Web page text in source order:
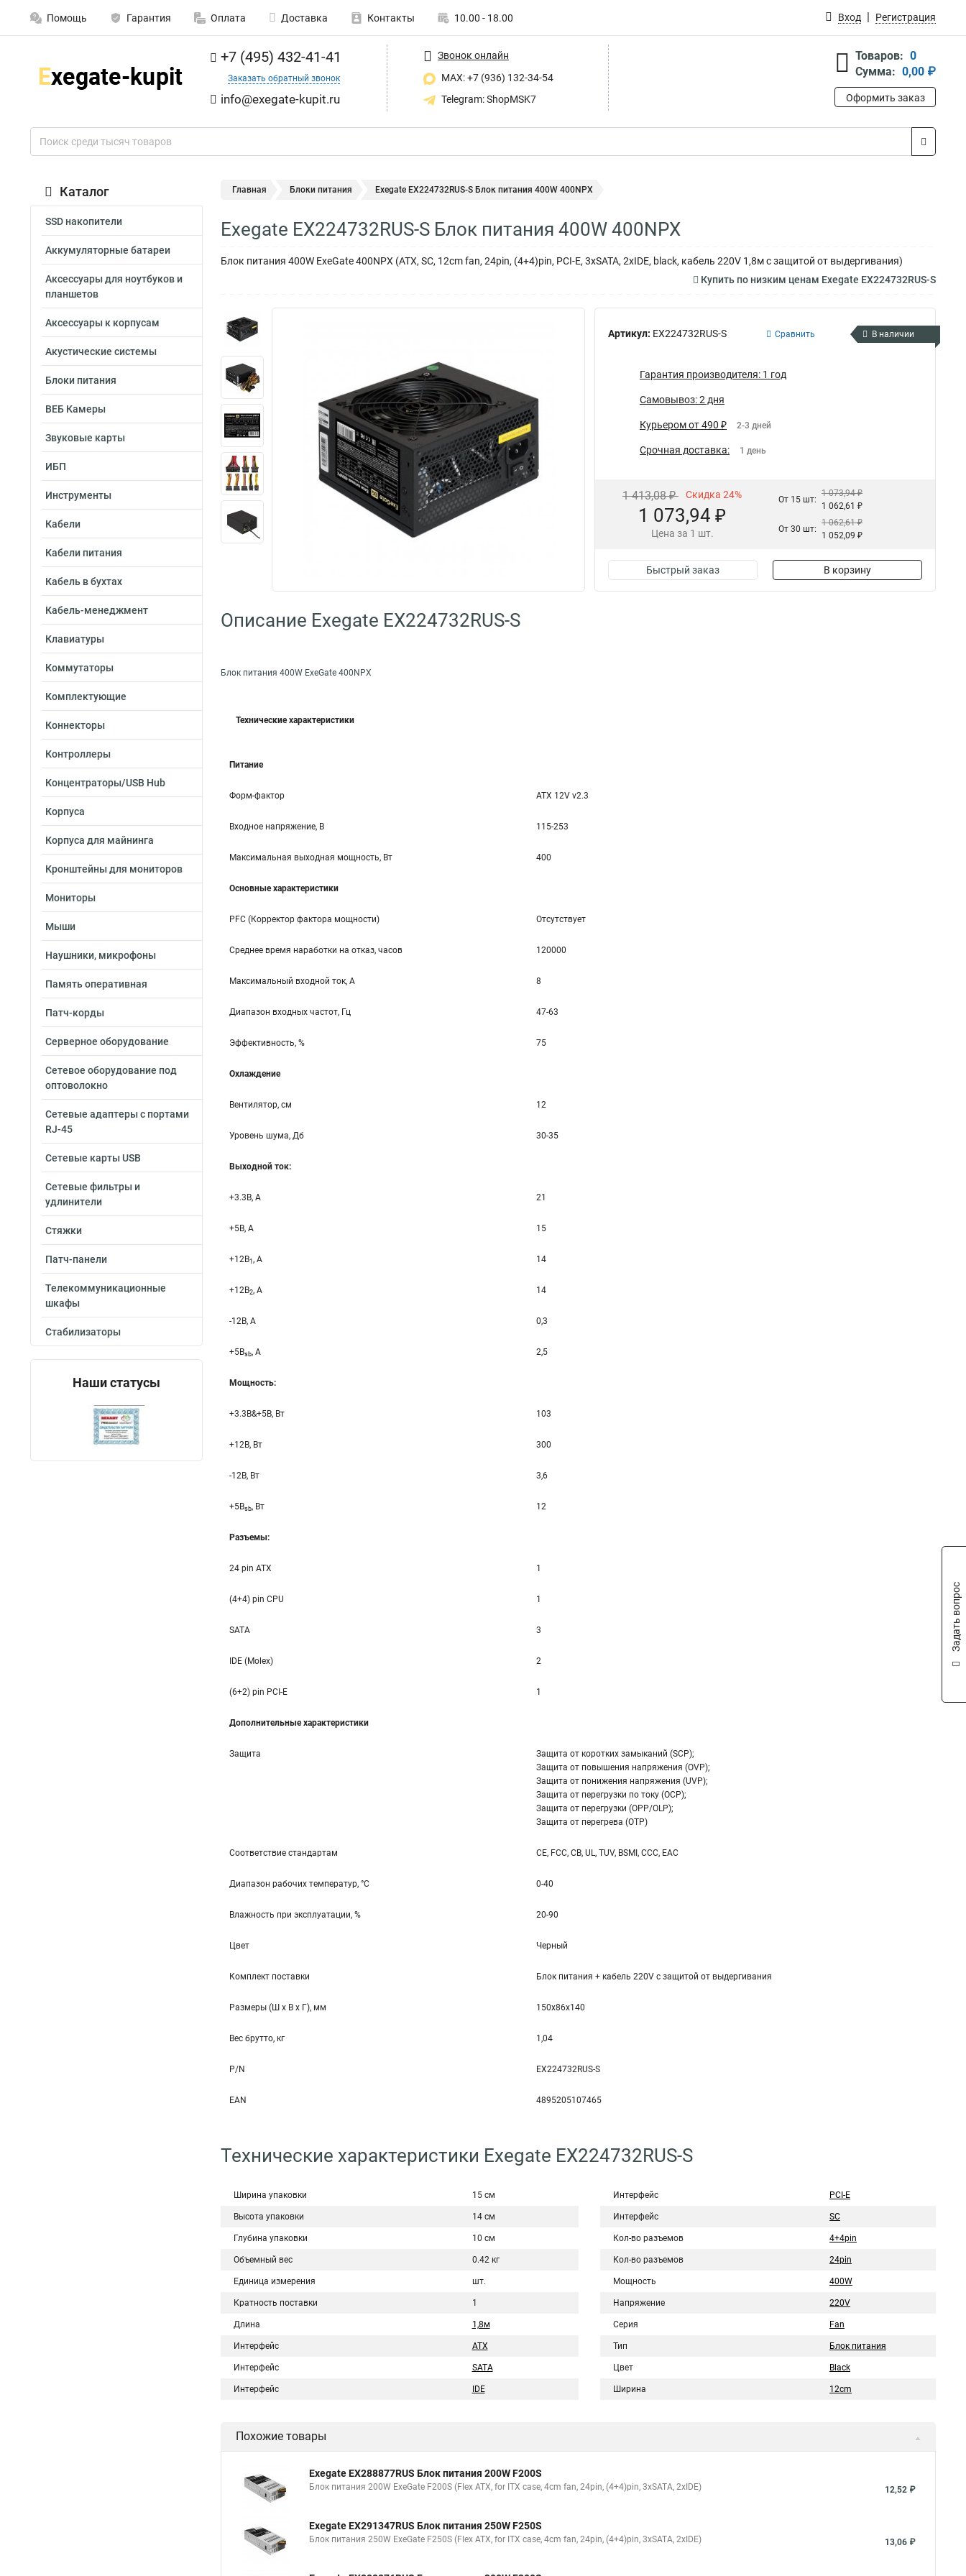
Помощь Гарантия Оплата Доставка Контакты 10.00 - 18.00 Вход Регистрация
+7 (495) 432-41-41
Заказать обратный звонок
info@exegate-kupit.ru
Звонок онлайн
MAX: +7 (936) 132-34-54
Telegram: ShopMSK7
Товаров: 0
Сумма: 0,00 ₽
Оформить заказ
Каталог
SSD накопители
Аккумуляторные батареи
Аксессуары для ноутбуков и
планшетов
Аксессуары к корпусам
Акустические системы
Блоки питания
ВЕБ Камеры
Звуковые карты
ИБП
Инструменты
Кабели
Кабели питания
Кабель в бухтах
Кабель-менеджмент
Клавиатуры
Коммутаторы
Комплектующие
Коннекторы
Контроллеры
Концентраторы/USB Hub
Корпуса
Корпуса для майнинга
Кронштейны для мониторов
Мониторы
Мыши
Наушники, микрофоны
Память оперативная
Патч-корды
Серверное оборудование
Сетевое оборудование под
оптоволокно
Сетевые адаптеры с портами
RJ-45
Сетевые карты USB
Сетевые фильтры и
удлинители
Стяжки
Патч-панели
Телекоммуникационные
шкафы
Стабилизаторы
Наши статусы
Главная Блоки питания Exegate EX224732RUS-S Блок питания 400W 400NPX
Exegate EX224732RUS-S Блок питания 400W 400NPX
Блок питания 400W ExeGate 400NPX (ATX, SC, 12cm fan, 24pin, (4+4)pin, PCI-E, 3xSATA, 2xIDE, black, кабель 220V 1,8м с защитой от выдергивания)
Купить по низким ценам Exegate EX224732RUS-S
Артикул: EX224732RUS-S Сравнить В наличии
Гарантия производителя: 1 год
Самовывоз: 2 дня
Курьером от 490 ₽ 2-3 дней
Срочная доставка: 1 день
1 413,08 ₽ Скидка 24%
1 073,94 ₽
Цена за 1 шт.
От 15 шт:
1 073,94 ₽
1 062,61 ₽
От 30 шт:
1 062,61 ₽
1 052,09 ₽
Быстрый заказ В корзину
Описание Exegate EX224732RUS-S
Блок питания 400W ExeGate 400NPX
Технические характеристики
Питание
Форм-фактор ATX 12V v2.3
Входное напряжение, В 115-253
Максимальная выходная мощность, Вт 400
Основные характеристики
PFC (Корректор фактора мощности) Отсутствует
Среднее время наработки на отказ, часов 120000
Максимальный входной ток, А 8
Диапазон входных частот, Гц 47-63
Эффективность, % 75
Охлаждение
Вентилятор, см 12
Уровень шума, Дб 30-35
Выходной ток:
+3.3B, А 21
+5B, А 15
+12B1 , A 14
+12B2, A 14
-12B, A 0,3
+5Bsb, A 2,5
Мощность:
+3.3B&+5B, Вт 103
+12B, Вт 300
-12B, Вт 3,6
+5Bsb, Вт 12
Разъемы:
24 pin ATX 1
(4+4) pin CPU 1
SATA 3
IDE (Molex) 2
(6+2) pin PCI-E 1
Дополнительные характеристики
Защита
Защита от коротких замыканий (SCP);
Защита от повышения напряжения (OVP);
Защита от понижения напряжения (UVP);
Защита от перегрузки по току (OCP);
Защита от перегрузки (OPP/OLP);
Защита от перегрева (OTP)
Соответствие стандартам CE, FCC, CB, UL, TUV, BSMI, CCC, EAC
Диапазон рабочих температур, °С 0-40
Влажность при эксплуатации, % 20-90
Цвет Черный
Комплект поставки Блок питания + кабель 220V с защитой от выдергивания
Размеры (Ш x В x Г), мм 150x86x140
Вес брутто, кг 1,04
P/N EX224732RUS-S
EAN 4895205107465
Технические характеристики Exegate EX224732RUS-S
Ширина упаковки 15 см
Высота упаковки 14 см
Глубина упаковки 10 см
Объемный вес 0.42 кг
Единица измерения шт.
Кратность поставки 1
Длина 1,8м
Интерфейс ATX
Интерфейс SATA
Интерфейс IDE
Интерфейс PCI-E
Интерфейс SC
Кол-во разъемов 4+4pin
Кол-во разъемов 24pin
Мощность 400W
Напряжение 220V
Серия Fan
Тип Блок питания
Цвет Black
Ширина 12cm
Похожие товары
Exegate EX288877RUS Блок питания 200W F200S
Блок питания 200W ExeGate F200S (Flex ATX, for ITX case, 4cm fan, 24pin, (4+4)pin, 3xSATA, 2xIDE) 12,52 ₽
Exegate EX291347RUS Блок питания 250W F250S
Блок питания 250W ExeGate F250S (Flex ATX, for ITX case, 4cm fan, 24pin, (4+4)pin, 3xSATA, 2xIDE) 13,06 ₽
Задать вопрос